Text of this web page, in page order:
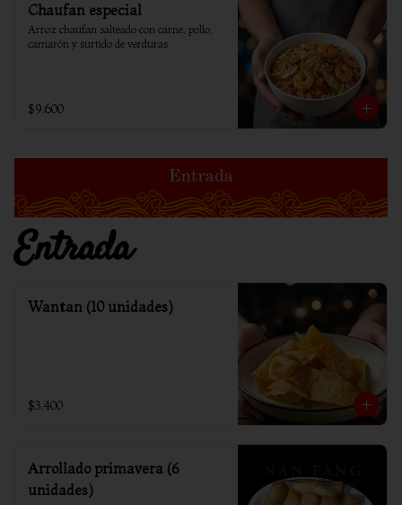
Chaufan especial
Arroz chaufan salteado con carne, pollo,
camarón y surtido de verduras
$9.600
Entrada
Wantan (10 unidades)
$3.400
Arrollado primavera (6
unidades)